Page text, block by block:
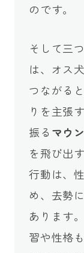
のです。
そして三
は、オス
つながる
りを主張
振る マウ
を飛び出
行動は、
め、去勢
あります
習や性格